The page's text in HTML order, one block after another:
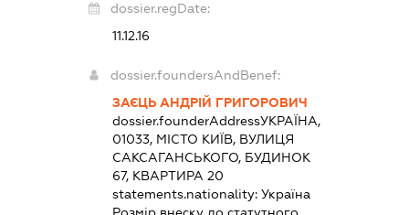
dossier.regDate:
11.12.16
dossier.foundersAndBenef:
ЗАЄЦЬ АНДРІЙ ГРИГОРОВИЧ
dossier.founderAddressУКРАЇНА,
01033, МІСТО КИЇВ, ВУЛИЦЯ
САКСАГАНСЬКОГО, БУДИНОК
67, КВАРТИРА 20
statements.nationality:Україна